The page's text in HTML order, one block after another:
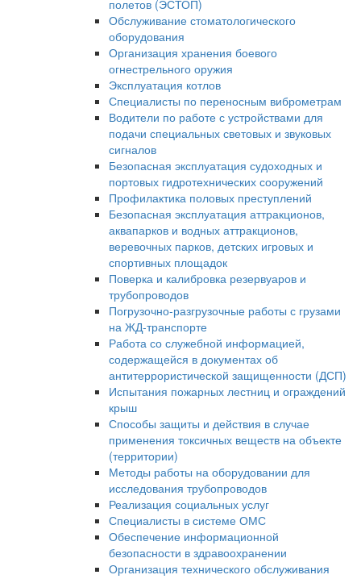
полетов (ЭСТОП)
Обслуживание стоматологического
оборудования
Организация хранения боевого
огнестрельного оружия
Эксплуатация котлов
Специалисты по переносным виброметрам
Водители по работе с устройствами для
подачи специальных световых и звуковых
сигналов
Безопасная эксплуатация судоходных и
портовых гидротехнических сооружений
Профилактика половых преступлений
Безопасная эксплуатация аттракционов,
аквапарков и водных аттракционов,
веревочных парков, детских игровых и
спортивных площадок
Поверка и калибровка резервуаров и
трубопроводов
Погрузочно-разгрузочные работы с грузами
на ЖД-транспорте
Работа со служебной информацией,
содержащейся в документах об
антитеррористической защищенности (ДСП)
Испытания пожарных лестниц и ограждений
крыш
Способы защиты и действия в случае
применения токсичных веществ на объекте
(территории)
Методы работы на оборудовании для
исследования трубопроводов
Реализация социальных услуг
Специалисты в системе ОМС
Обеспечение информационной
безопасности в здравоохранении
Организация технического обслуживания